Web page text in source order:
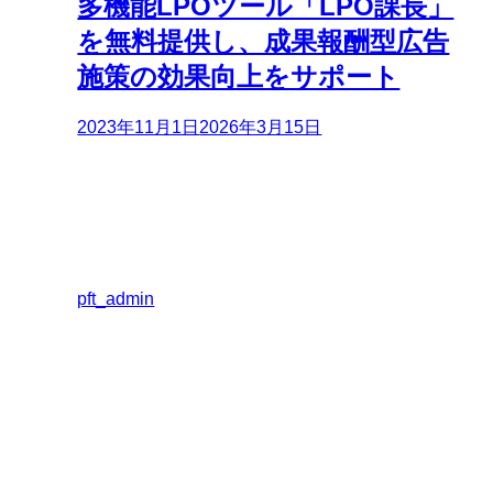
を無料提供し、成果報酬型広告
施策の効果向上をサポート
2023年11月1日 2026年3月15日
pft_admin